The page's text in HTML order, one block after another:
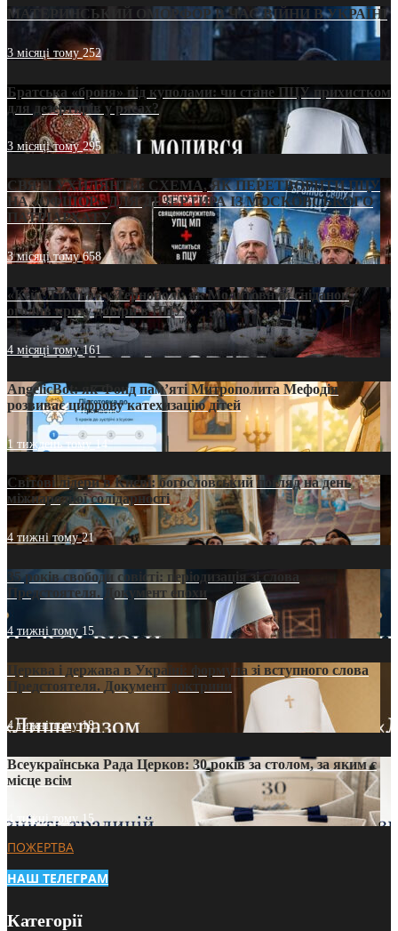
МАТЕРИНСЬКИЙ ОМОРФОР В ЧАС ВІЙНИ В УКРАЇНІ
3 місяці тому252
Братська «броня» під куполами: чи стане ПЦУ прихистком
для дезертирів у рясах?
3 місяці тому295
СВЯТІ УХИЛЯНТИ: СХЕМА, ЯК ПЕРЕТВОРИТИ ПЦУ
НА «ОФШОР» ДЛЯ ДЕЗЕРТИРА ІЗ МОСКОВСЬКОГО
ПАТРІАРХАТУ
3 місяці тому658
«Кейс Тихона» у Тернополі: як Молитовний сніданок
оголив кризу довіри в ПЦУ
4 місяці тому161
AngelicBot: як Фонд пам’яті Митрополита Мефодія
розвиває цифрову катехизацію дітей
1 тиждень тому14
Світові лідери в Києві: богословський погляд на день
міжнародної солідарності
4 тижні тому21
35 років свободи совісті: періодизація зі слова
Предстоятеля. Документ епохи
4 тижні тому 15
Церква і держава в Україні: формула зі вступного слова
Предстоятеля. Документ доктрини
4 тижні тому18
Всеукраїнська Рада Церков: 30 років за столом, за яким є
місце всім
4 тижні тому15
ПОЖЕРТВА
НАШ ТЕЛЕГРАМ
Категорії